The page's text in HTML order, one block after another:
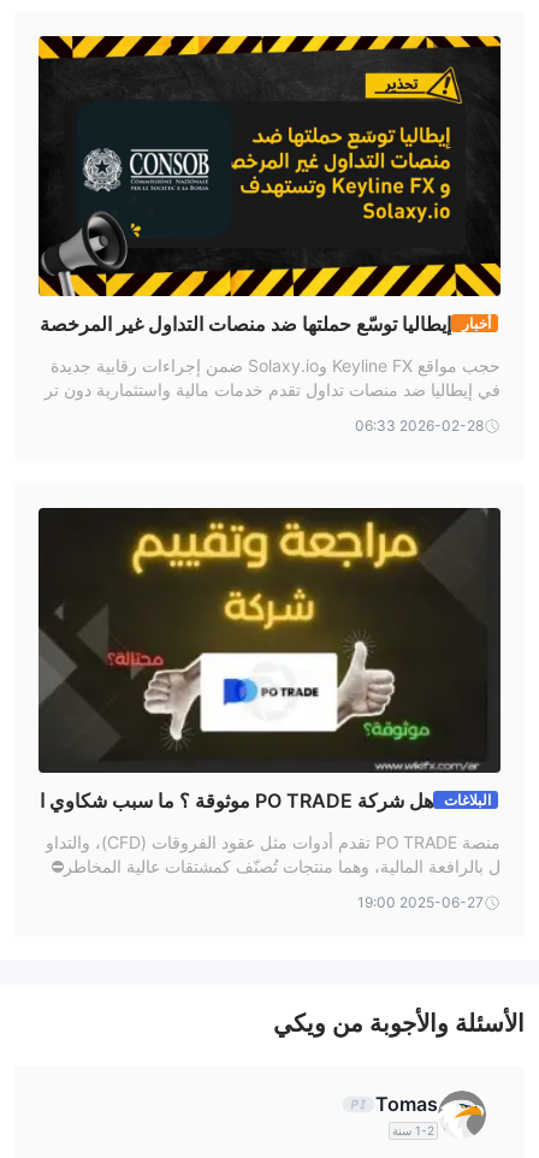
أخبار
إيطاليا توسّع حملتها ضد منصات التداول غير المرخصة
وتستهدف Keyline FX و Solaxy.io
حجب مواقع Keyline FX وSolaxy.io ضمن إجراءات رقابية جديدة
في إيطاليا ضد منصات تداول تقدم خدمات مالية واستثمارية دون تر
2026-02-28 06:33
البلاغات
هل شركة PO TRADE موثوقة ؟ ما سبب شكاوي ا
منصة PO TRADE تقدم أدوات مثل عقود الفروقات (CFD)، والتداو
ل بالرافعة المالية، وهما منتجات تُصنّف كمشتقات عالية المخاطر⛔
2025-06-27 19:00
الأسئلة والأجوبة من ويكي
Tomas
1-2 سنة